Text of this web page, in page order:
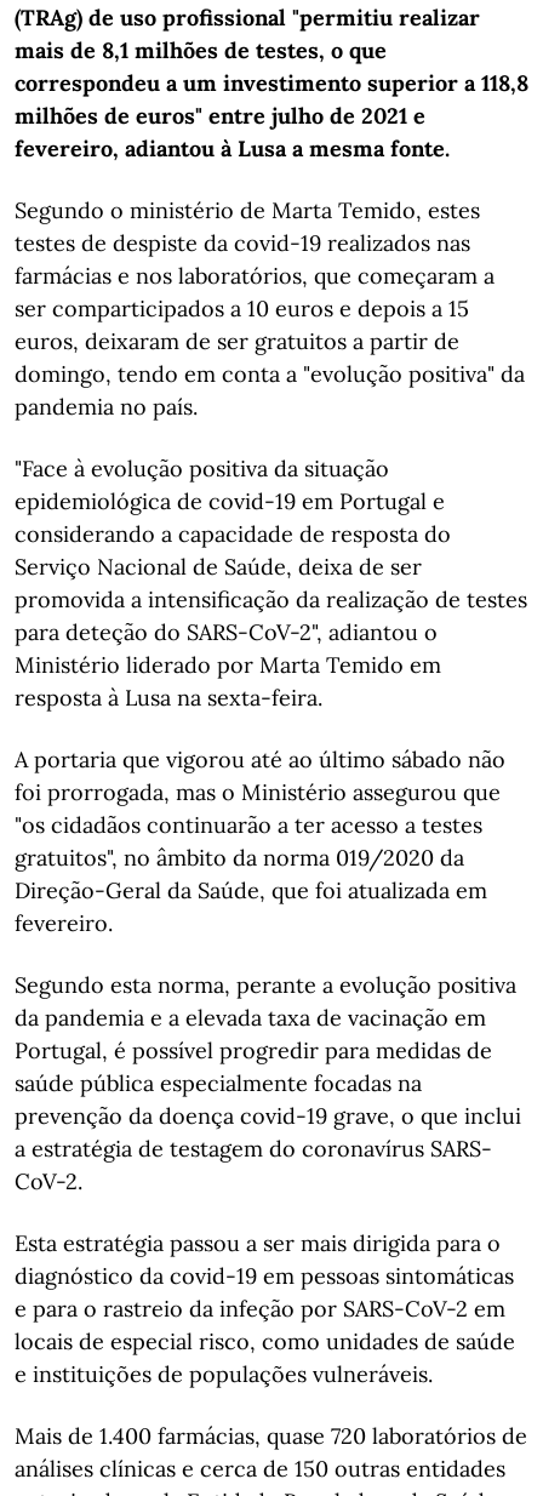
(TRAg) de uso profissional "permitiu realizar
mais de 8,1 milhões de testes, o que
correspondeu a um investimento superior a 118,8
milhões de euros" entre julho de 2021 e
fevereiro, adiantou à Lusa a mesma fonte.
Segundo o ministério de Marta Temido, estes
testes de despiste da covid-19 realizados nas
farmácias e nos laboratórios, que começaram a
ser comparticipados a 10 euros e depois a 15
euros, deixaram de ser gratuitos a partir de
domingo, tendo em conta a "evolução positiva" da
pandemia no país.
"Face à evolução positiva da situação
epidemiológica de covid-19 em Portugal e
considerando a capacidade de resposta do
Serviço Nacional de Saúde, deixa de ser
promovida a intensificação da realização de testes
para deteção do SARS-CoV-2", adiantou o
Ministério liderado por Marta Temido em
resposta à Lusa na sexta-feira.
A portaria que vigorou até ao último sábado não
foi prorrogada, mas o Ministério assegurou que
"os cidadãos continuarão a ter acesso a testes
gratuitos", no âmbito da norma 019/2020 da
Direção-Geral da Saúde, que foi atualizada em
fevereiro.
Segundo esta norma, perante a evolução positiva
da pandemia e a elevada taxa de vacinação em
Portugal, é possível progredir para medidas de
saúde pública especialmente focadas na
prevenção da doença covid-19 grave, o que inclui
a estratégia de testagem do coronavírus SARS-
CoV-2.
Esta estratégia passou a ser mais dirigida para o
diagnóstico da covid-19 em pessoas sintomáticas
e para o rastreio da infeção por SARS-CoV-2 em
locais de especial risco, como unidades de saúde
e instituições de populações vulneráveis.
Mais de 1.400 farmácias, quase 720 laboratórios de
análises clínicas e cerca de 150 outras entidades